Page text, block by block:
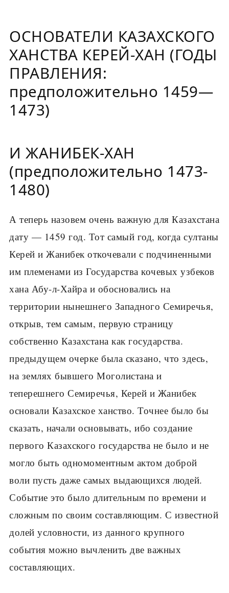
ОСНОВАТЕЛИ КАЗАХСКОГО
ХАНСТВА КЕРЕЙ-ХАН (ГОДЫ
ПРАВЛЕНИЯ:
предположительно 1459—
1473)
И ЖАНИБЕК-ХАН
(предположительно 1473-
1480)
А теперь назовем очень важную для Казахстана
дату — 1459 год. Тот самый год, когда султаны
Керей и Жанибек откочевали с подчиненными
им племенами из Государства кочевых узбеков
хана Абу-л-Хайра и обосновались на
территории нынешнего Западного Семиречья,
открыв, тем самым, первую страницу
собственно Казахстана как государства.
предыдущем очерке была сказано, что здесь,
на землях бывшего Моголистана и
теперешнего Семиречья, Керей и Жанибек
основали Казахское ханство. Точнее было бы
сказать, начали основывать, ибо создание
первого Казахского государства не было и не
могло быть одномоментным актом доброй
воли пусть даже самых выдающихся людей.
Событие это было длительным по времени и
сложным по своим составляющим. С известной
долей условности, из данного крупного
события можно вычленить две важных
составляющих.